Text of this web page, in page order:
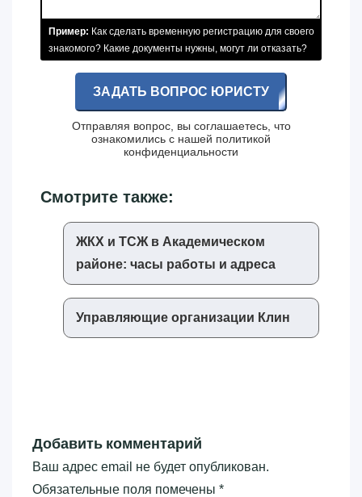
Пример: Как сделать временную регистрацию для своего
знакомого? Какие документы нужны, могут ли отказать?
ЗАДАТЬ ВОПРОС ЮРИСТУ
Отправляя вопрос, вы соглашаетесь, что
ознакомились с нашей политикой
конфиденциальности
Смотрите также:
ЖКХ и ТСЖ в Академическом
районе: часы работы и адреса
Управляющие организации Клин
Добавить комментарий
Ваш адрес email не будет опубликован.
Обязательные поля помечены *